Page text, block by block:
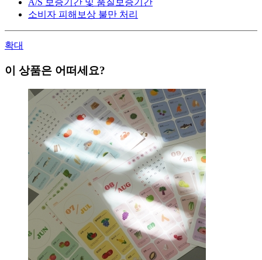
A/S 보증기간 및 품질보증기간
소비자 피해보상 불만 처리
확대
이 상품은 어떠세요?